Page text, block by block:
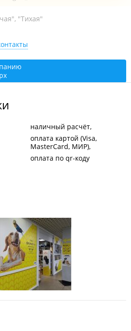
ул. Жигура, 26 стр. 1
бут. 202
"Тихая"
наличный расчёт
оплата картой (Visa,
MasterCard, МИР)
оплата по qr-коду